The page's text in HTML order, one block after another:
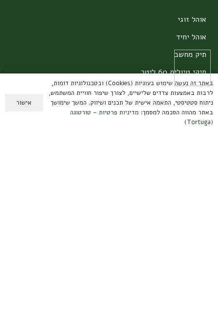
אוהל זוגי
אוהל יחיד
תיק מחשב
תיקי טיולים 60 ליטר
תיקים מתקפלים
ערכות קפה
באתר זה נעשה שימוש בעוגיות (Cookies) ובטכנולוגיות דומות,
לרבות באמצעות צדדים שלישיים, לצורך שיפור חוויית המשתמש,
ניתוח סטטיסטי, התאמה אישית של תכנים ושיווק. המשך שימושך
באתר מהווה הסכמה למסמך: מדיניות פרטיות – טורטוגה
(Tortuga)
אישור